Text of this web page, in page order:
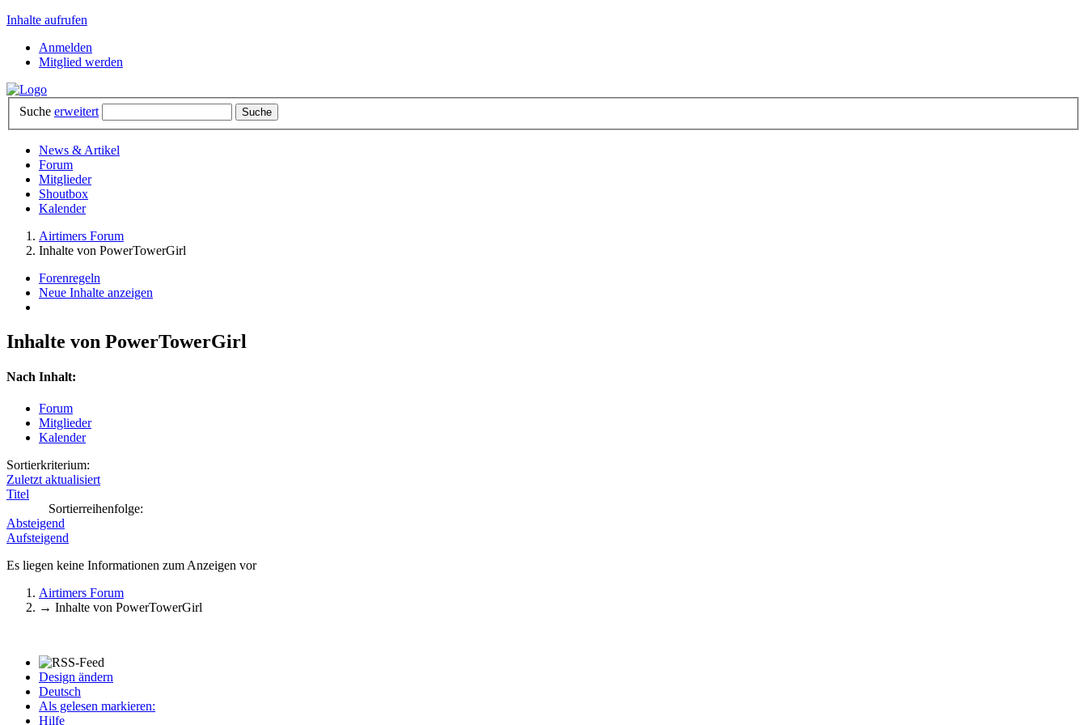
Inhalte aufrufen
Anmelden
Mitglied werden
Suche erweitert
News & Artikel
Forum
Mitglieder
Shoutbox
Kalender
Airtimers Forum
Inhalte von PowerTowerGirl
Forenregeln
Neue Inhalte anzeigen
Inhalte von PowerTowerGirl
Nach Inhalt:
Forum
Mitglieder
Kalender
Sortierkriterium:
Zuletzt aktualisiert
Titel
Sortierreihenfolge:
Absteigend
Aufsteigend
Es liegen keine Informationen zum Anzeigen vor
Airtimers Forum
→ Inhalte von PowerTowerGirl
Design ändern
Deutsch
Als gelesen markieren:
Hilfe